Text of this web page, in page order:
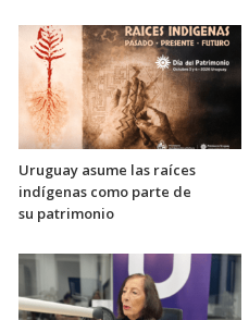
Uruguay asume las raíces
indígenas como parte de
su patrimonio